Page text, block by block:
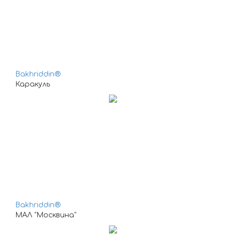
Bakhriddin®
Каракуль
Bakhriddin®
МАЛ "Москвина"